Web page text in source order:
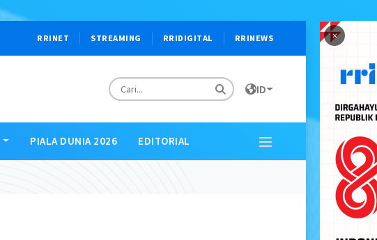
×
RRINET STREAMING RRIDIGITAL RRINEWS
ID
PIALA DUNIA 2026 EDITORIAL